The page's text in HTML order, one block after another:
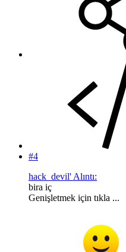
#4
hack_devil' Alıntı:
bira iç
Genişletmek için tıkla ...